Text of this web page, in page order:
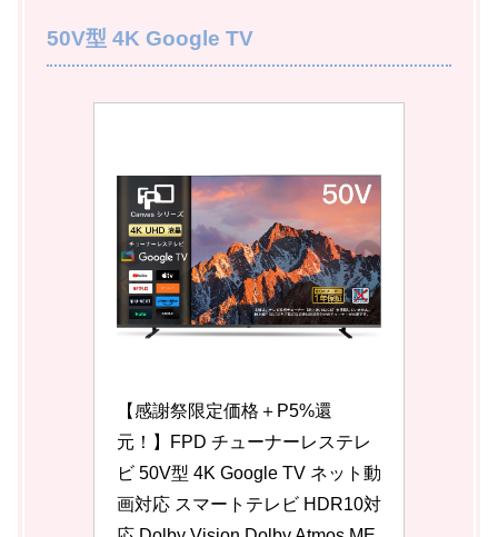
50V型 4K Google TV
【感謝祭限定価格＋P5%還
元！】FPD チューナーレステレ
ビ 50V型 4K Google TV ネット動
画対応 スマートテレビ HDR10対